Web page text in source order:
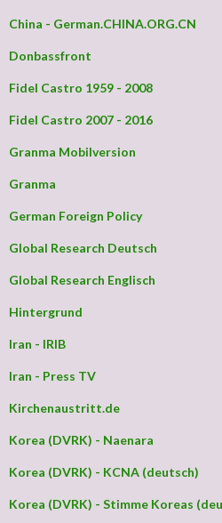
China - German.CHINA.ORG.CN
Donbassfront
Fidel Castro 1959 - 2008
Fidel Castro 2007 - 2016
Granma Mobilversion
Granma
German Foreign Policy
Global Research Deutsch
Global Research Englisch
Hintergrund
Iran - IRIB
Iran - Press TV
Kirchenaustritt.de
Korea (DVRK) - Naenara
Korea (DVRK) - KCNA (deutsch)
Korea (DVRK) - Stimme Koreas